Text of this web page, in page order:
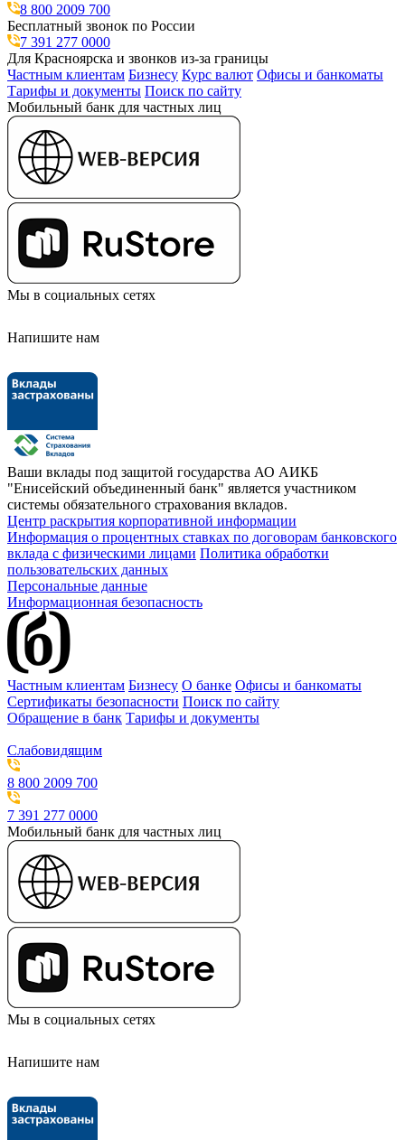
8 800 2009 700
Бесплатный звонок по России
7 391 277 0000
Для Красноярска и звонков из-за границы
Частным клиентам Бизнесу Курс валют Офисы и банкоматы
Тарифы и документы Поиск по сайту
Мобильный банк для частных лиц
Мы в социальных сетях
Напишите нам
Ваши вклады под защитой государства АО АИКБ
"Енисейский объединенный банк" является участником
системы обязательного страхования вкладов.
Центр раскрытия корпоративной информации
Информация о процентных ставках по договорам банковского
вклада с физическими лицами Политика обработки
пользовательских данных
Персональные данные
Информационная безопасность
Частным клиентам Бизнесу О банке Офисы и банкоматы
Сертификаты безопасности Поиск по сайту
Обращение в банк Тарифы и документы
Слабовидящим
8 800 2009 700
7 391 277 0000
Мобильный банк для частных лиц
Мы в социальных сетях
Напишите нам